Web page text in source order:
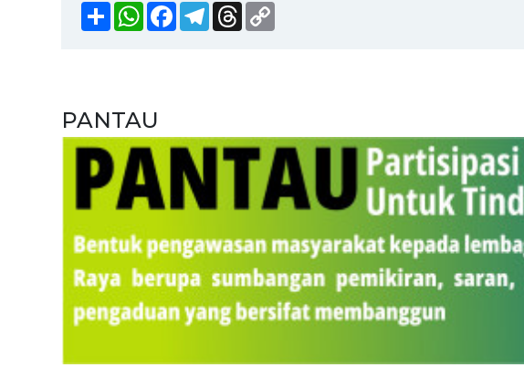
ShareWhatsApp
FacebookTelegram
Threads
PANTAU